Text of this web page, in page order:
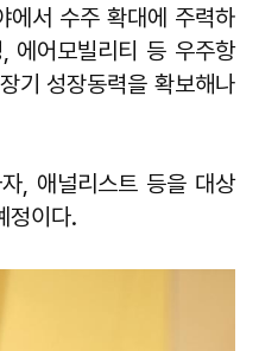
에서 수주 확대에 주력하
에어모빌리티 등 우주항
기 성장동력을 확보해나
, 애널리스트 등을 대상
정이다.